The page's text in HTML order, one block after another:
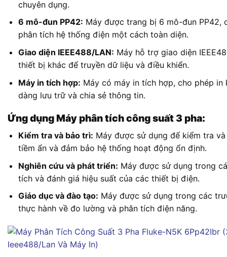
chuyên dụng.
6 mô-đun PP42: Máy được trang bị 6 mô-đun
phân tích hệ thống điện một cách toàn diện.
Giao diện IEEE488/LAN: Máy hỗ trợ giao diện
thiết bị khác để truyền dữ liệu và điều khiển.
Máy in tích hợp: Máy có máy in tích hợp, cho phép
dàng lưu trữ và chia sẻ thông tin.
Ứng dụng Máy phân tích công suất 3 pha:
Kiểm tra và bảo trì: Máy được sử dụng để kiểm tra
tiềm ẩn và đảm bảo hệ thống hoạt động ổn định.
Nghiên cứu và phát triển: Máy được sử dụng trong
tích và đánh giá hiệu suất của các thiết bị điện.
Giáo dục và đào tạo: Máy được sử dụng trong các
thực hành về đo lường và phân tích điện năng.